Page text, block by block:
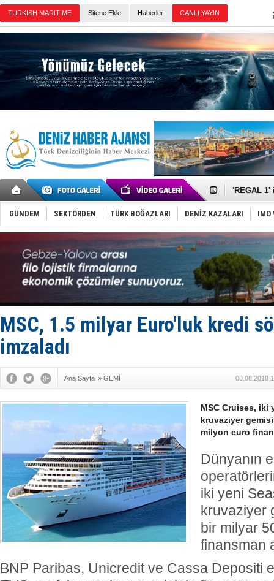
Sitene Ekle Haberler
Makine
'REGAL 1'
Gemide 5
Yakıt
Rus
Tatil
Rusya,
Enejota
Denizcilik
‘14.
TÜRKLİM
GÜNDEM SEKTÖRDEN TÜRK BOĞAZLARI DENİZ KAZALARI IMO
MSC, 1.5 milyar Euro'luk kredi
imzaladı
Ana Sayfa » GEMİ 08.08.2018
MSC Cruises, iki
kruvaziyer
milyon euro
Dünyanın
iki yeni
kruvaziyer
bir milyar
finansman
BNP Paribas, Unicredit ve Cassa Depositi